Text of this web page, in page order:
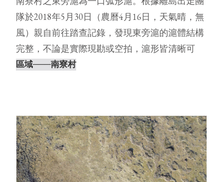
隊於2018年5月30日（農曆4月16日，天氣晴，無
風）親自前往踏查記錄，發現東旁滬的滬體結構
完整，不論是實際現勘或空拍，滬形皆清晰可
見。未來將進行詳盡⋯
區域───南寮村